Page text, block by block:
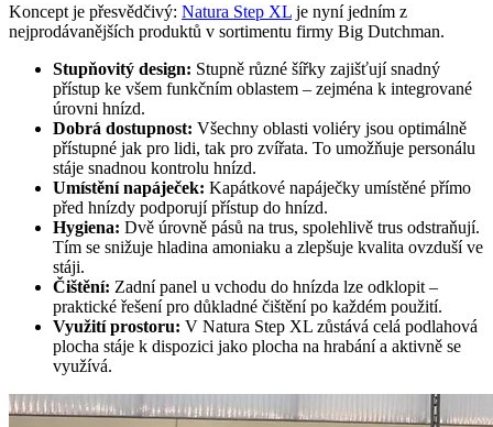
Koncept je přesvědčivý: Natura Step XL je nyní jedním z
nejprodávanějších produktů v sortimentu firmy Big Dutchman.
Stupňovitý design: Stupně různé šířky zajišťují snadný
přístup ke všem funkčním oblastem – zejména k integrované
úrovni hnízd.
Dobrá dostupnost: Všechny oblasti voliéry jsou optimálně
přístupné jak pro lidi, tak pro zvířata. To umožňuje personálu
stáje snadnou kontrolu hnízd.
Umístění napáječek: Kapátkové napáječky umístěné přímo
před hnízdy podporují přístup do hnízd.
Hygiena: Dvě úrovně pásů na trus, spolehlivě trus odstraňují.
Tím se snižuje hladina amoniaku a zlepšuje kvalita ovzduší ve
stáji.
Čištění: Zadní panel u vchodu do hnízda lze odklopit –
praktické řešení pro důkladné čištění po každém použití.
Využití prostoru: V Natura Step XL zůstává celá podlahová
plocha stáje k dispozici jako plocha na hrabání a aktivně se
využívá.